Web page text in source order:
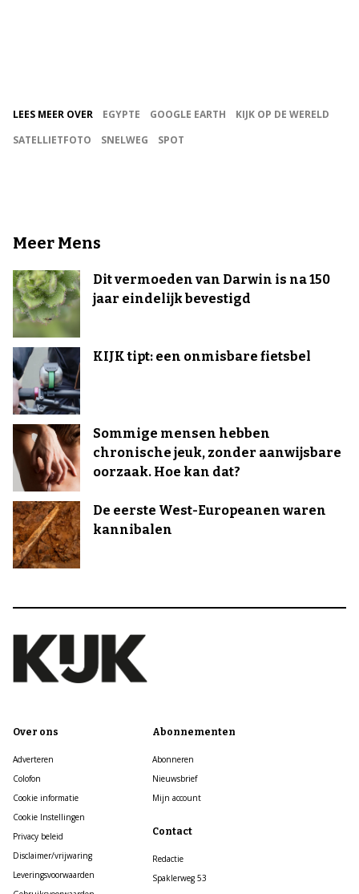
LEES MEER OVER EGYPTE GOOGLE EARTH
KIJK OP DE WERELD
SATELLIETFOTO
SNELWEG SPOT
Meer Mens
Dit vermoeden van Darwin is na 150
jaar eindelijk bevestigd
KIJK tipt: een onmisbare fietsbel
Sommige mensen hebben
chronische jeuk, zonder aanwijsbare
oorzaak. Hoe kan dat?
De eerste West-Europeanen waren
kannibalen
Over ons
Adverteren
Colofon
Cookie informatie
Cookie Instellingen
Privacy beleid
Disclaimer/vrijwaring
Leveringsvoorwaarden
Abonnementen
Abonneren
Nieuwsbrief
Mijn account
Contact
Redactie
Spaklerweg 53